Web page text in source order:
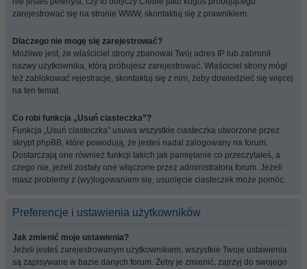
zarejestrować się na stronie WWW, skontaktuj się z prawnikiem.
Dlaczego nie mogę się zarejestrować?
Możliwe jest, że właściciel strony zbanował Twój adres IP lub zabronił
nazwy użytkownika, którą próbujesz zarejestrować. Właściciel strony mógł
też zablokować rejestracje, skontaktuj się z nim, żeby dowiedzieć się więcej
na ten temat.
Co robi funkcja „Usuń ciasteczka”?
Funkcja „Usuń ciasteczka” usuwa wszystkie ciasteczka utworzone przez
skrypt phpBB, które powodują, że jesteś nadal zalogowany na forum.
Dostarczają one również funkcji takich jak pamiętanie co przeczytałeś, a
czego nie, jeżeli zostały one włączone przez administratora forum. Jeżeli
masz problemy z (wy)logowaniem się, usunięcie ciasteczek może pomóc.
Preferencje i ustawienia użytkowników
Jak zmienić moje ustawienia?
Jeżeli jesteś zarejestrowanym użytkownikiem, wszystkie Twoje ustawienia
są zapisywane w bazie danych forum. Żeby je zmienić, zajrzyj do swojego